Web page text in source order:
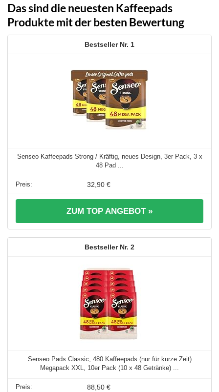
Das sind die neuesten Kaffeepads
Produkte mit der besten Bewertung
1
Senseo Kaffeepads Strong / Kräftig, neues Design, 3er Pack, 3 x
48 Pad ...
32,90 €
ZUM TOP ANGEBOT »
2
Senseo Pads Classic, 480 Kaffeepads (nur für kurze Zeit)
Megapack XXL, 10er Pack (10 x 48 Getränke) ...
88,50 €